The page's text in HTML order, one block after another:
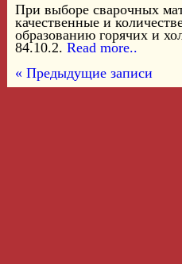
При выборе сварочных
качественные и
образованию горячих и
84.10.2. Read more..
« Предыдущие записи